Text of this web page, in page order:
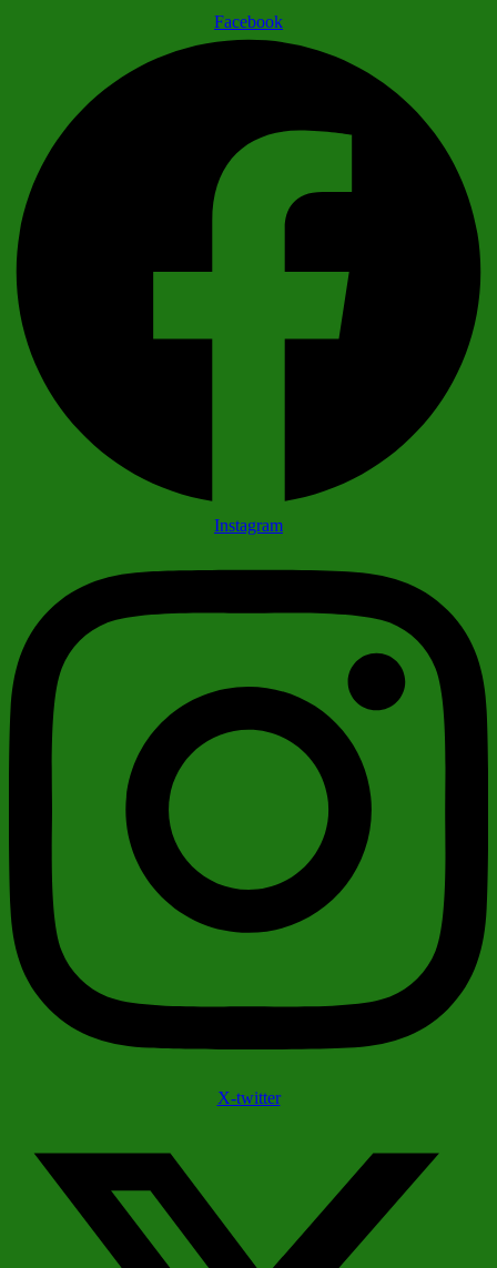
Facebook
Instagram
X-twitter